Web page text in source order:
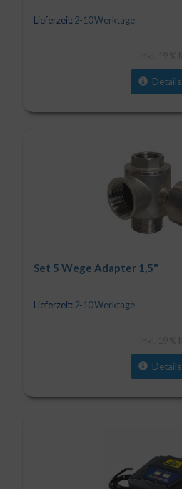
Lieferzeit: 2-10 Werktage
Details
Set 5 Wege Adapter 1,5"
Lieferzeit: 2-10 Werktage
Details